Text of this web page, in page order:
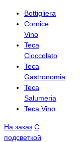
Bottigliera
Cornice
Vino
Teca
Cioccolato
Teca
Gastronomia
Teca
Salumeria
Teca Vino
На заказ С
подсветкой